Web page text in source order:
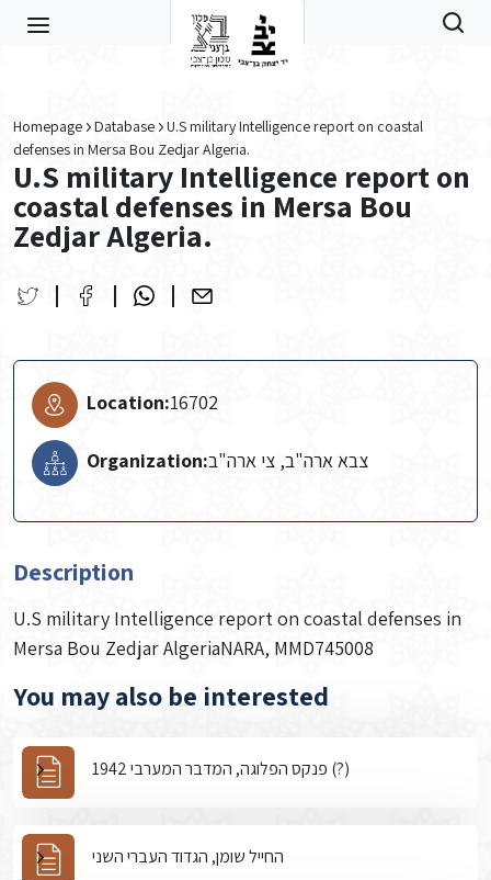
Homepage Database
U.S military Intelligence report on coastal
defenses in Mersa Bou Zedjar Algeria.
U.S military Intelligence report on
coastal defenses in Mersa Bou
Zedjar Algeria.
Location:16702
Organization:צבא ארה"ב, צי ארה"ב
Description
U.S military Intelligence report on coastal defenses in
Mersa Bou Zedjar AlgeriaNARA, MMD745008
You may also be interested
פנקס הפלוגה, המדבר המערבי 1942 (?)
החייל שומן, הגדוד העברי השני